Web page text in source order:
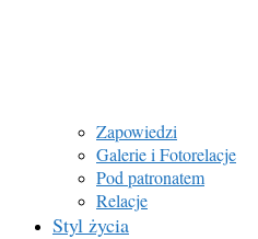
Zapowiedzi
Galerie i Fotorelacje
Pod patronatem
Relacje
Styl życia